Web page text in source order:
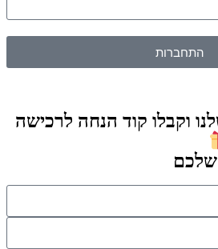
התחברות
וקבלו קוד הנחה לרכישה